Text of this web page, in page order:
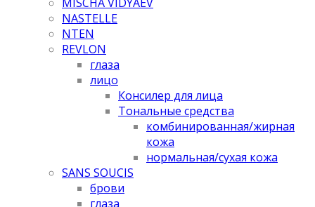
NASTELLE
NTEN
REVLON
глаза
лицо
Консилер для лица
Тональные средства
комбинированная/жирная
кожа
нормальная/cухая кожа
SANS SOUCIS
брови
глаза